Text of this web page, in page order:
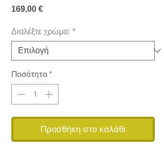
169,00 €Τιμή
Διαλέξτε χρώμα: *
Ποσότητα *
Προσθήκη στο καλάθι